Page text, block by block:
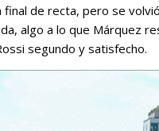
de recta, pero se
algo a lo que Márquez
segundo y satisfecho.